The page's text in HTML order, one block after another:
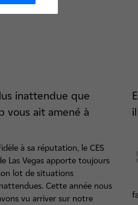
inattendue que
vous ait amené à
à sa réputation, le CES
Las Vegas apporte toujours
lot de situations
Cette année nous
vu arriver sur notre